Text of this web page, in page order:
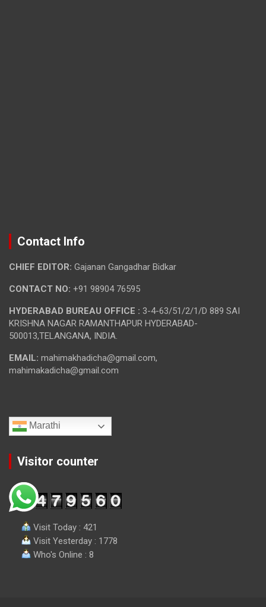
Contact Info
CHIEF EDITOR: Gajanan Gangadhar Bidkar
CONTACT NO: +91 98904 76595
HYDERABAD BUREAU OFFICE : 3-4-63/51/2/1/D 889 SAI
KRISHNA NAGAR RAMANTHAPUR HYDERABAD-
500013,TELANGANA, INDIA.
EMAIL: mahimakhadicha@gmail.com,
mahimakadicha@gmail.com
Marathi
Visitor counter
Visit Today : 421
Visit Yesterday : 1778
Who's Online : 8